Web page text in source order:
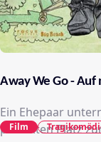
Away We Go - Auf
Ein Ehepaar
perfekten Platz
Film